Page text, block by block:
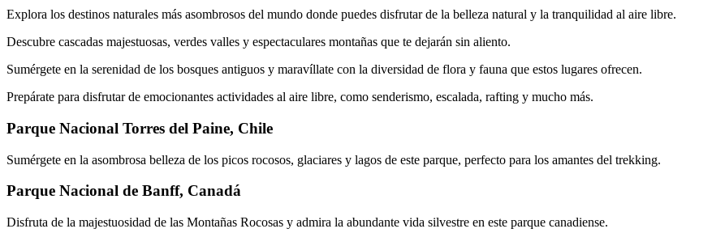
Explora los destinos naturales más asombrosos del mundo donde puedes disfrutar de la belleza natural y la tranquilidad al aire libre.
Descubre cascadas majestuosas, verdes valles y espectaculares montañas que te dejarán sin aliento.
Sumérgete en la serenidad de los bosques antiguos y maravíllate con la diversidad de flora y fauna que estos lugares ofrecen.
Prepárate para disfrutar de emocionantes actividades al aire libre, como senderismo, escalada, rafting y mucho más.
Parque Nacional Torres del Paine, Chile
Sumérgete en la asombrosa belleza de los picos rocosos, glaciares y lagos de este parque, perfecto para los amantes del trekking.
Parque Nacional de Banff, Canadá
Disfruta de la majestuosidad de las Montañas Rocosas y admira la abundante vida silvestre en este parque canadiense.